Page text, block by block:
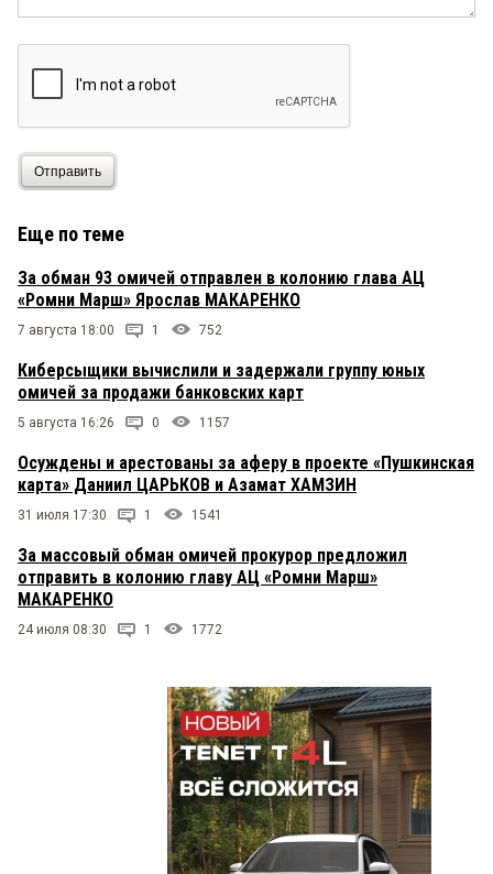
Отправить
Еще по теме
За обман 93 омичей отправлен в колонию глава АЦ
«Ромни Марш» Ярослав МАКАРЕНКО
7 августа 18:00 1 752
Киберсыщики вычислили и задержали группу юных
омичей за продажи банковских карт
5 августа 16:26 0 1157
Осуждены и арестованы за аферу в проекте «Пушкинская
карта» Даниил ЦАРЬКОВ и Азамат ХАМЗИН
31 июля 17:30 1 1541
За массовый обман омичей прокурор предложил
отправить в колонию главу АЦ «Ромни Марш»
МАКАРЕНКО
24 июля 08:30 1 1772